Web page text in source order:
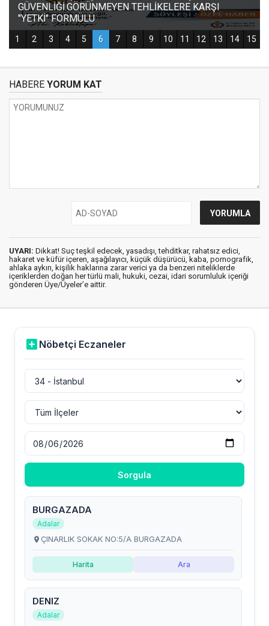
HABERE YORUM KAT
UYARI: Dikkat! Suç teşkil edecek, yasadışı, tehditkar, rahatsız edici,
hakaret ve küfür içeren, aşağılayıcı, küçük düşürücü, kaba, pornografik,
ahlaka aykırı, kişilik haklarına zarar verici ya da benzeri niteliklerde
içeriklerden doğan her türlü mali, hukuki, cezai, idari sorumluluk içeriği
gönderen Üye/Üyeler’e aittir.